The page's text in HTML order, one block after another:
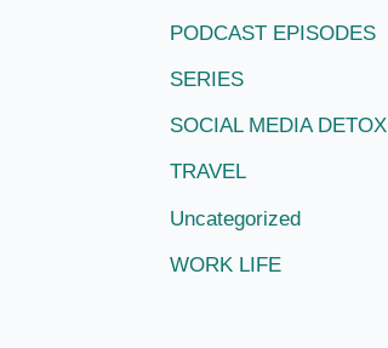
PODCAST EPISODES
SERIES
SOCIAL MEDIA DETOX
TRAVEL
Uncategorized
WORK LIFE